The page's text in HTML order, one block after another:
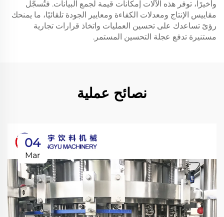
وأخيرًا، توفر هذه الآلات إمكانات قيمة لجمع البيانات. فتُسجَّل
مقاييس الإنتاج ومعدلات الكفاءة ومعايير الجودة تلقائيًا، ما يمنحك
رؤىً تساعدك على تحسين العمليات واتخاذ قرارات تجارية
مستنيرة تدفع عجلة التحسين المستمر.
نصائح عملية
04
Mar